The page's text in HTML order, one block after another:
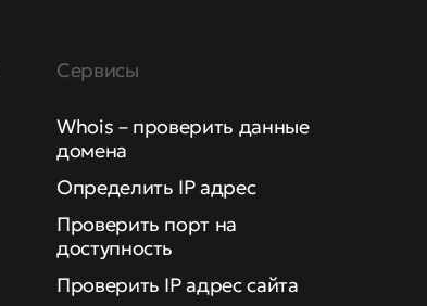
Сервисы
Whois – проверить данные
домена
Определить IP адрес
Проверить порт на
доступность
Проверить IP адрес сайта